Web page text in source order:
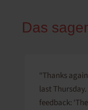
Das
“Thanks
last
feedback: